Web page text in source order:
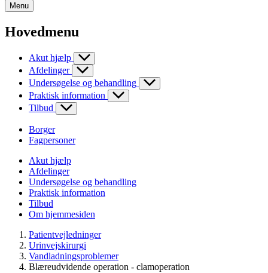
Menu
Hovedmenu
Akut hjælp
Afdelinger
Undersøgelse og behandling
Praktisk information
Tilbud
Borger
Fagpersoner
Akut hjælp
Afdelinger
Undersøgelse og behandling
Praktisk information
Tilbud
Om hjemmesiden
Patientvejledninger
Urinvejskirurgi
Vandladningsproblemer
Blæreudvidende operation - clamoperation